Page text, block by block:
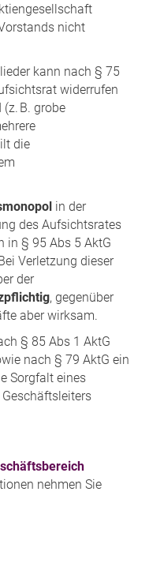
nicht
kann nach § 75
widerrufen
B. grobe
die
in der
des Aufsichtsrates
in § 95 Abs 5 AktG
Verletzung dieser
der
, gegenüber
aber wirksam.
§ 85 Abs 1 AktG
nach § 79 AktG ein
Sorgfalt eines
nehmen Sie